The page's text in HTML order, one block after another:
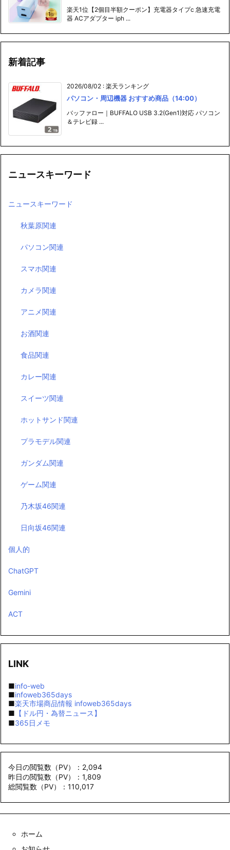
楽天1位【2個目半額クーポン】充電器タイプc 急速充電
器 ACアダプター iph ...
新着記事
2026/08/02 : 楽天ランキング
パソコン・周辺機器 おすすめ商品（14:00）
バッファロー｜BUFFALO USB 3.2(Gen1)対応 パソコン
＆テレビ録 ...
ニュースキーワード
ニュースキーワード
秋葉原関連
パソコン関連
スマホ関連
カメラ関連
アニメ関連
お酒関連
食品関連
カレー関連
スイーツ関連
ホットサンド関連
プラモデル関連
ガンダム関連
ゲーム関連
乃木坂46関連
日向坂46関連
個人的
ChatGPT
Gemini
ACT
LINK
■info-web
■infoweb365days
■楽天市場商品情報 infoweb365days
■ 【ドル円・為替ニュース】
■365日メモ
今日の閲覧数（PV）：2,094
昨日の閲覧数（PV）：1,809
総閲覧数（PV）：110,017
ホーム